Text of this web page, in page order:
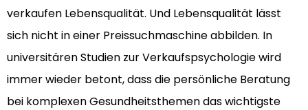
verkaufen Lebensqualität. Und Lebensqualität lässt
sich nicht in einer Preissuchmaschine abbilden. In
universitären Studien zur Verkaufspsychologie wird
immer wieder betont, dass die persönliche Beratung
bei komplexen Gesundheitsthemen das wichtigste